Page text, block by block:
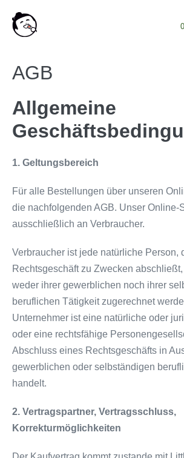
InhaltAGB
Allgemeine
1. Geltungsbereich
Für alle Bestellungen über unseren
die nachfolgenden AGB. Unser Online-
ausschließlich an Verbraucher.
Verbraucher ist jede natürliche Person,
Rechtsgeschäft zu Zwecken
weder ihrer gewerblichen noch ihrer
beruflichen Tätigkeit zugerechnet
Unternehmer ist eine natürliche oder
oder eine rechtsfähige
Abschluss eines Rechtsgeschäfts in
gewerblichen oder selbständigen
handelt.
2. Vertragspartner, Vertragsschluss,
Korrekturmöglichkeiten